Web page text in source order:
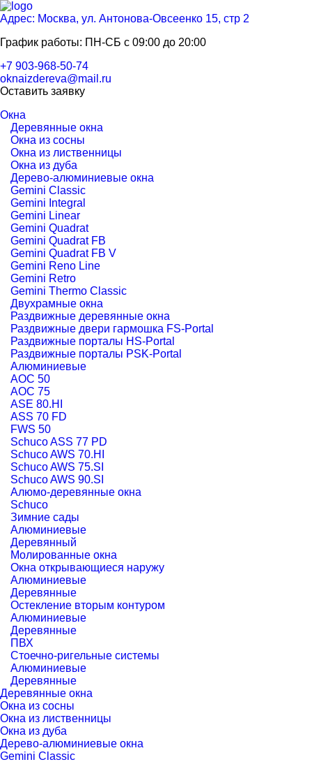
Адрес: Москва, ул. Антонова-Овсеенко 15, стр 2
График работы: ПН-СБ с 09:00 до 20:00
+7 903-968-50-74
oknaizdereva@mail.ru
Оставить заявку
Окна
Деревянные окна
Окна из сосны
Окна из лиственницы
Окна из дуба
Дерево-алюминиевые окна
Gemini Classic
Gemini Integral
Gemini Linear
Gemini Quadrat
Gemini Quadrat FB
Gemini Quadrat FB V
Gemini Reno Line
Gemini Retro
Gemini Thermo Classic
Двухрамные окна
Раздвижные деревянные окна
Раздвижные двери гармошка FS-Portal
Раздвижные порталы HS-Portal
Раздвижные порталы PSK-Portal
Алюминиевые
AOC 50
AOC 75
ASE 80.HI
ASS 70 FD
FWS 50
Schuco ASS 77 PD
Schuco AWS 70.HI
Schuco AWS 75.SI
Schuco AWS 90.SI
Алюмо-деревянные окна
Schuco
Зимние сады
Алюминиевые
Деревянный
Молированные окна
Окна открывающиеся наружу
Алюминиевые
Деревянные
Остекление вторым контуром
Алюминиевые
Деревянные
ПВХ
Стоечно-ригельные системы
Алюминиевые
Деревянные
Деревянные окна
Окна из сосны
Окна из лиственницы
Окна из дуба
Дерево-алюминиевые окна
Gemini Classic